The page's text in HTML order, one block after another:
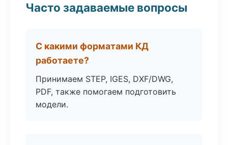
Часто задаваемые вопросы
С какими форматами КД
работаете?
Принимаем STEP, IGES, DXF/DWG,
PDF, также помогаем подготовить
модели.